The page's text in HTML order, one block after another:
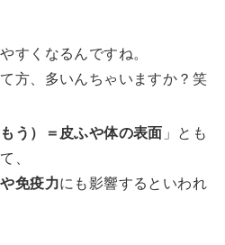
すくなるんですね。
方、多いんちゃいますか？笑
う）＝皮ふや体の表面 」とも
、
免疫力にも影響するといわれ